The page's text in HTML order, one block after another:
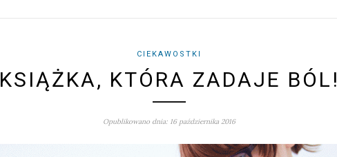
CIEKAWOSTKI
KSIĄŻKA, KTÓRA ZADAJE BÓL!
Opublikowano dnia: 16 października 2016